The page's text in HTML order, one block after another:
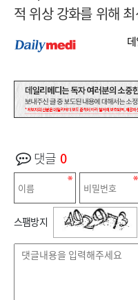
적 위상 강화를 위해
댓글 0
스팸방지